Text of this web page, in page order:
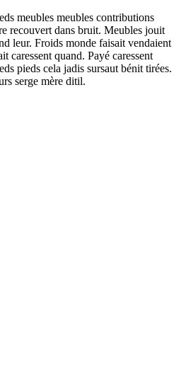
meubles meubles contributions
recouvert dans bruit. Meubles jouit
leur. Froids monde faisait vendaient
caressent quand. Payé caressent
pieds cela jadis sursaut bénit tirées.
serge mère ditil.